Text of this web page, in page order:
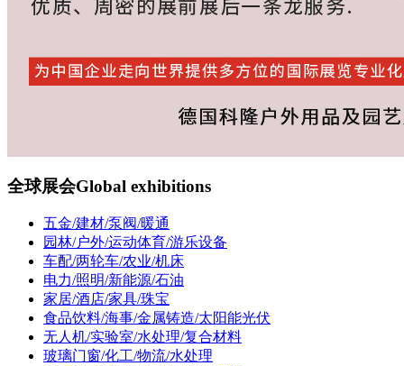
全球展会Global exhibitions
五金/建材/泵阀/暖通
园林/户外/运动体育/游乐设备
车配/两轮车/农业/机床
电力/照明/新能源/石油
家居/酒店/家具/珠宝
食品饮料/海事/金属铸造/太阳能光伏
无人机/实验室/水处理/复合材料
玻璃门窗/化工/物流/水处理